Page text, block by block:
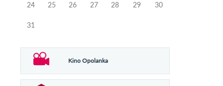
24 25 26 27 28 29 30
31
Kino Opolanka